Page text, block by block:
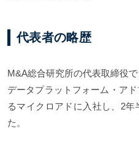
代表者の略歴
M&A総合研究所の代表取締役
データプラットフォーム・ア
るマイクロアドに入社し、2
た。